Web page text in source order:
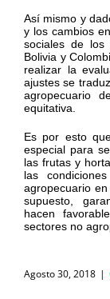
Así mismo y
y los cambios
sociales de los
Bolivia y
realizar la
ajustes se
agropecuario
equitativa.
Es por esto
especial para
las frutas y
las
agropecuario
supuesto,
hacen
sectores no
Agosto 30, 2018 |